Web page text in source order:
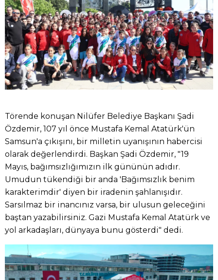
Törende konuşan Nilüfer Belediye Başkanı Şadi
Özdemir, 107 yıl önce Mustafa Kemal Atatürk'ün
Samsun'a çıkışını, bir milletin uyanışının habercisi
olarak değerlendirdi. Başkan Şadi Özdemir, "19
Mayıs, bağımsızlığımızın ilk gününün adıdır.
Umudun tükendiği bir anda 'Bağımsızlık benim
karakterimdir' diyen bir iradenin şahlanışıdır.
Sarsılmaz bir inancınız varsa, bir ulusun geleceğini
baştan yazabilirsiniz. Gazi Mustafa Kemal Atatürk ve
yol arkadaşları, dünyaya bunu gösterdi" dedi.